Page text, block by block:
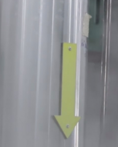
Innovation Fest
Chung một tấm